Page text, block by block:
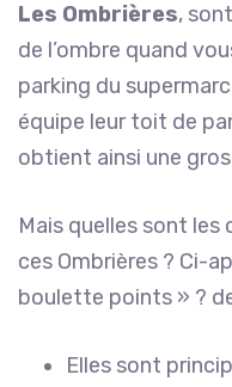
Les Ombrières,
de l’ombre quand
parking du
équipe leur toit de
obtient ainsi une
Mais quelles sont
ces Ombrières ? Ci-
boulette points » ?
Elles sont